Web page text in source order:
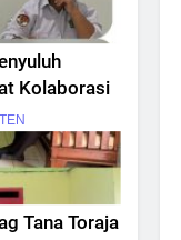
Kolaborasi
Tana Toraja